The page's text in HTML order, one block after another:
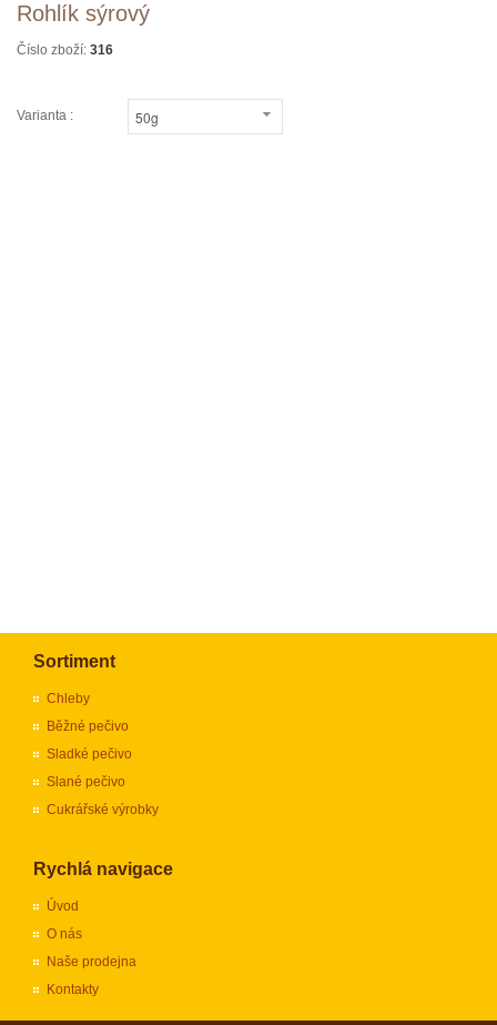
Rohlík sýrový
Číslo zboží: 316
Varianta :
Sortiment
Chleby
Běžné pečivo
Sladké pečivo
Slané pečivo
Cukrářské výrobky
Rychlá navigace
Úvod
O nás
Naše prodejna
Kontakty